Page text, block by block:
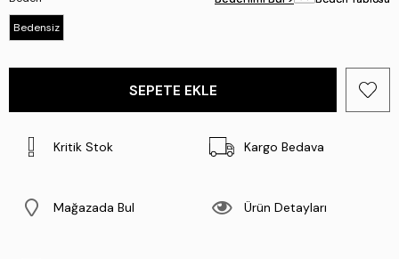
Bedensiz
Kritik Stok Kargo Bedava
Mağazada Bul Ürün Detayları